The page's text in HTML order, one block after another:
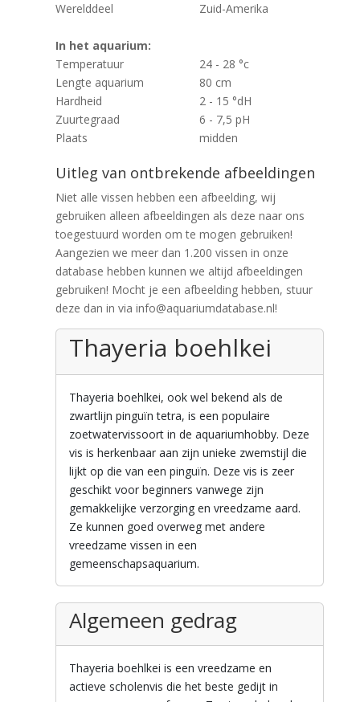
Werelddeel
Zuid-Amerika
In het aquarium:
Temperatuur
24 - 28 °c
Lengte aquarium
80 cm
Hardheid
2 - 15 °dH
Zuurtegraad
6 - 7,5 pH
Plaats
midden
Uitleg van ontbrekende afbeeldingen
Niet alle vissen hebben een afbeelding, wij
gebruiken alleen afbeeldingen als deze naar ons
toegestuurd worden om te mogen gebruiken!
Aangezien we meer dan 1.200 vissen in onze
database hebben kunnen we altijd afbeeldingen
gebruiken! Mocht je een afbeelding hebben, stuur
deze dan in via info@aquariumdatabase.nl!
Thayeria boehlkei
Thayeria boehlkei, ook wel bekend als de
zwartlijn pinguïn tetra, is een populaire
zoetwatervissoort in de aquariumhobby. Deze
vis is herkenbaar aan zijn unieke zwemstijl die
lijkt op die van een pinguïn. Deze vis is zeer
geschikt voor beginners vanwege zijn
gemakkelijke verzorging en vreedzame aard.
Ze kunnen goed overweg met andere
vreedzame vissen in een
gemeenschapsaquarium.
Algemeen gedrag
Thayeria boehlkei is een vreedzame en
actieve scholenvis die het beste gedijt in